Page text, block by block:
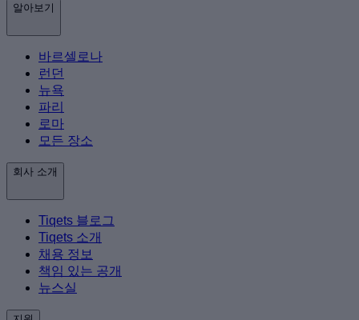
알아보기
바르셀로나
런던
뉴욕
파리
로마
모든 장소
회사 소개
Tiqets 블로그
Tiqets 소개
채용 정보
책임 있는 공개
뉴스실